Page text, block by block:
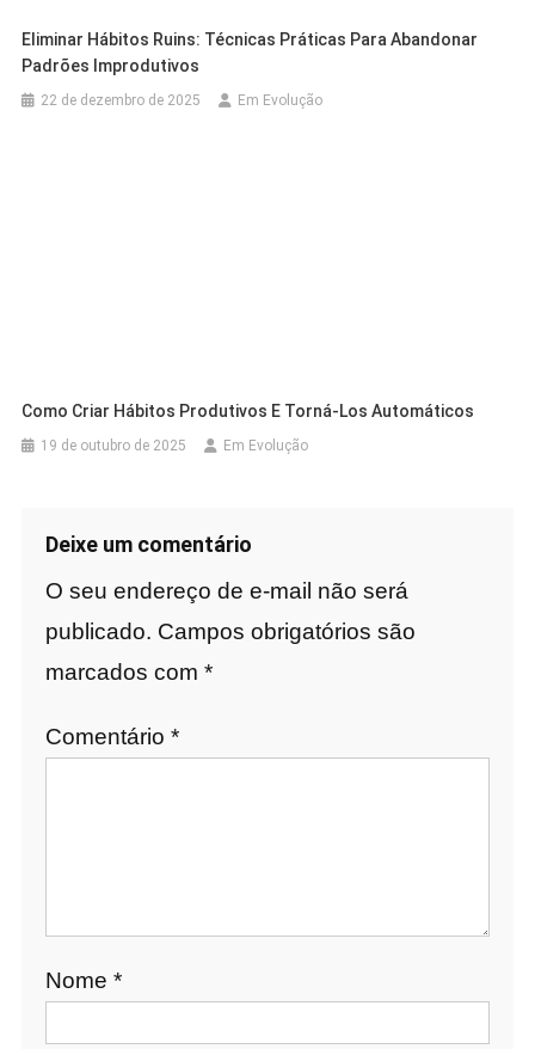
Eliminar Hábitos Ruins: Técnicas Práticas Para Abandonar
Padrões Improdutivos
22 de dezembro de 2025 Em Evolução
Como Criar Hábitos Produtivos E Torná-Los Automáticos
19 de outubro de 2025 Em Evolução
Deixe um comentário
O seu endereço de e-mail não será
publicado. Campos obrigatórios são
marcados com *
Comentário *
Nome *